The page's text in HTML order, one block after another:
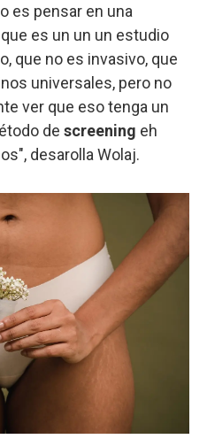
es pensar en una
que es un un un estudio
que no es invasivo, que
universales, pero no
ver que eso tenga un
de screening eh
desarolla Wolaj.